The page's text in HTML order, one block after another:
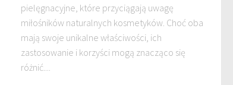
pielęgnacyjne, które przyciągają uwagę
miłośników naturalnych kosmetyków. Choć oba
mają swoje unikalne właściwości, ich
zastosowanie i korzyści mogą znacząco się
różnić....